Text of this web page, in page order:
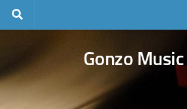
Skip to content
Gonzo Music